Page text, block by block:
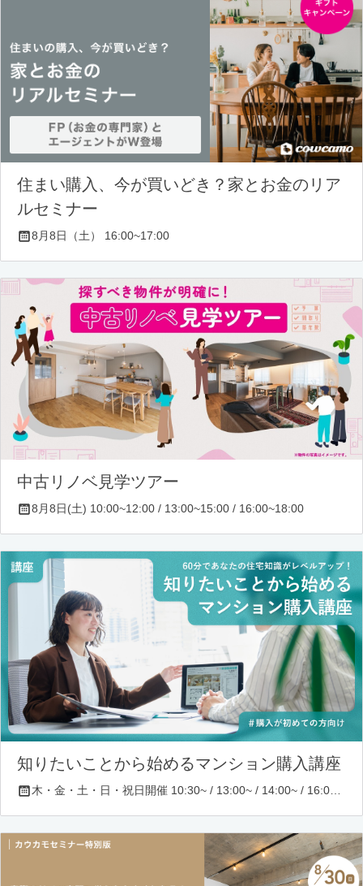
住まい購入、今が買いどき？家とお金のリア
ルセミナー
8月8日（土） 16:00~17:00
中古リノベ見学ツアー
8月8日(土) 10:00~12:00 / 13:00~15:00 / 16:00~18:00
知りたいことから始めるマンション購入講座
木・金・土・日・祝日開催 10:30~ / 13:00~ / 14:00~ / 16:00~ / 17:00~/ 18:30~/ 19:30~